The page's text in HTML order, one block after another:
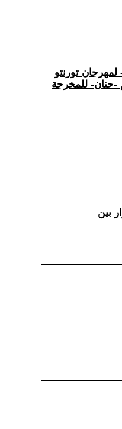
لمهرجان تورنتو
لعام 2026، فيلم -حنان- للمخرجة
بين